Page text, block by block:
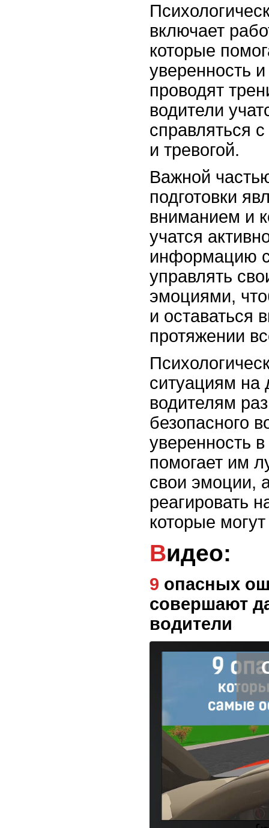
включает
которые
уверенность
проводят
водители
справляться
и тревогой.
Важной
подготовки
вниманием и
учатся
информацию
управлять
эмоциями,
и оставаться
протяжении
ситуациям на
водителям
безопасного
уверенность
помогает им
свои эмоции,
реагировать
которые
Видео:
9 опасных ошибок, которые
совершают
водители